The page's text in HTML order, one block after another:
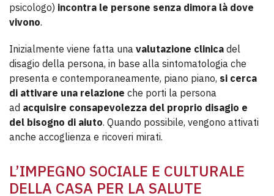
psicologo) incontra le persone senza dimora là dove
vivono.
Inizialmente viene fatta una valutazione clinica del
disagio della persona, in base alla sintomatologia che
presenta e contemporaneamente, piano piano, si cerca
di attivare una relazione che porti la persona
ad acquisire consapevolezza del proprio disagio e
del bisogno di aiuto. Quando possibile, vengono attivati
anche accoglienza e ricoveri mirati.
L’IMPEGNO SOCIALE E CULTURALE
DELLA CASA PER LA SALUTE